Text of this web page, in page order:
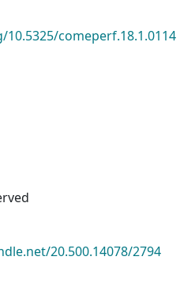
comeperf.18.1.0114
20.500.14078/2794